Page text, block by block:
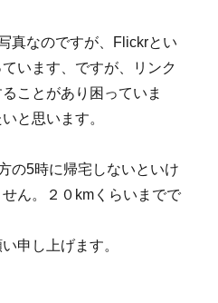
真なのですが、Flickrとい
います、ですが、リンク
ことがあり困っていま
と思います。
の5時に帰宅しないといけ
ん。２０kmくらいまでで
申し上げます。